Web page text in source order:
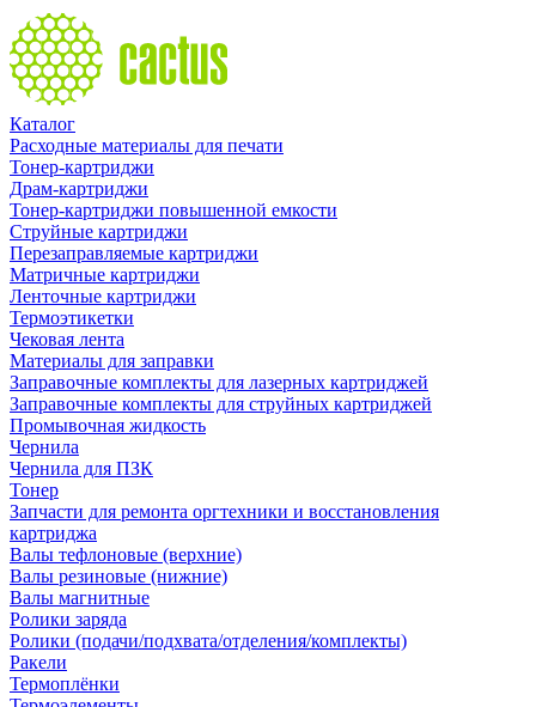
Каталог
Расходные материалы для печати
Тонер-картриджи
Драм-картриджи
Тонер-картриджи повышенной емкости
Струйные картриджи
Перезаправляемые картриджи
Матричные картриджи
Ленточные картриджи
Термоэтикетки
Чековая лента
Материалы для заправки
Заправочные комплекты для лазерных картриджей
Заправочные комплекты для струйных картриджей
Промывочная жидкость
Чернила
Чернила для ПЗК
Тонер
Запчасти для ремонта оргтехники и восстановления
картриджа
Валы тефлоновые (верхние)
Валы резиновые (нижние)
Валы магнитные
Ролики заряда
Ролики (подачи/подхвата/отделения/комплекты)
Ракели
Термоплёнки